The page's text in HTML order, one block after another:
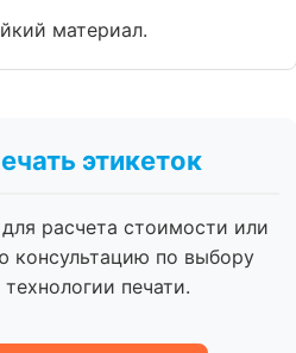
материал.
этикеток
расчета стоимости или
консультацию по выбору
печати.